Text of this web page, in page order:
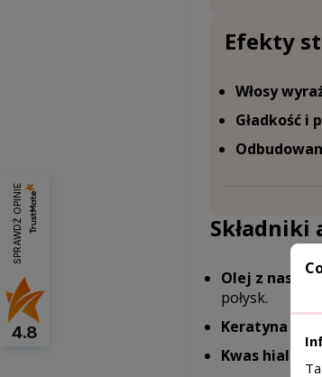
Efekty
Włosy
Gładkość i
Olej z nasion
połysk.
Keratyna
Kwas
SPRAWDŹ OPINIE
4.8